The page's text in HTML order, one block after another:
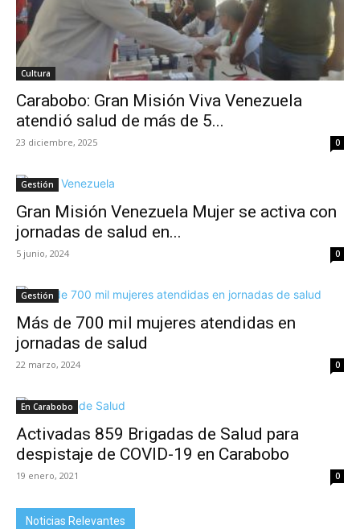
Cultura
Carabobo: Gran Misión Viva Venezuela
atendió salud de más de 5...
23 diciembre, 2025 0
Gestión
Gran Misión Venezuela Mujer se activa con
jornadas de salud en...
5 junio, 2024 0
Gestión
Más de 700 mil mujeres atendidas en
jornadas de salud
22 marzo, 2024 0
En Carabobo
Activadas 859 Brigadas de Salud para
despistaje de COVID-19 en Carabobo
19 enero, 2021 0
Noticias Relevantes